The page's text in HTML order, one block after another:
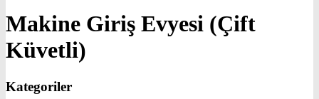
Makine Giriş Evyesi (Çift
Küvetli)
Kategoriler